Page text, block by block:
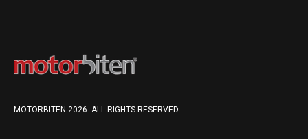
MOTORBITEN 2026. ALL RIGHTS RESERVED.